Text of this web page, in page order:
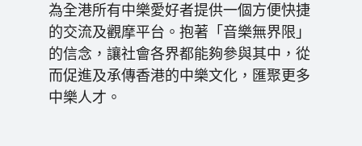
為全港所有中樂愛好者提供一個方便快捷
的交流及觀摩平台。抱著「音樂無界限」
的信念，讓社會各界都能夠參與其中，從
而促進及承傳香港的中樂文化，匯聚更多
中樂人才。